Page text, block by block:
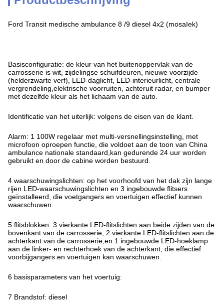
Ford Transit medische ambulance 8 /9 diesel 4x2 (mosaïek)
Basisconfiguratie: de kleur van het buitenoppervlak van de
carrosserie is wit, zijdelingse schuifdeuren, nieuwe voorzijde
(helderzwarte verf), LED-daglicht, LED-interieurlicht, centrale
vergrendeling,elektrische voorruiten, achteruit radar, en bumper
met dezelfde kleur als het lichaam van de auto.
Identificatie van het uiterlijk: volgens de eisen van de klant.
Alarm: 1 100W regelaar met multi-versnellingsinstelling, met
microfoon oproepen functie, die voldoet aan de toon van China
ambulance nationale standaard,kan gedurende 24 uur worden
gebruikt en door de cabine worden bestuurd.
4 waarschuwingslichten: op het voorhoofd van het dak zijn lange
rijen LED-waarschuwingslichten en 3 ingebouwde flitsers
geïnstalleerd, die voetgangers en voertuigen effectief kunnen
waarschuwen.
5 flitsblokken: 3 vierkante LED-flitslichten aan beide zijden van de
bovenkant van de carrosserie, 2 vierkante LED-flitslichten aan de
achterkant van de carrosserie,en 1 ingebouwde LED-hoeklamp
aan de linker- en rechterhoek van de achterkant, die effectief
voorbijgangers en voertuigen kan waarschuwen.
6 basisparameters van het voertuig:
7 Brandstof: diesel